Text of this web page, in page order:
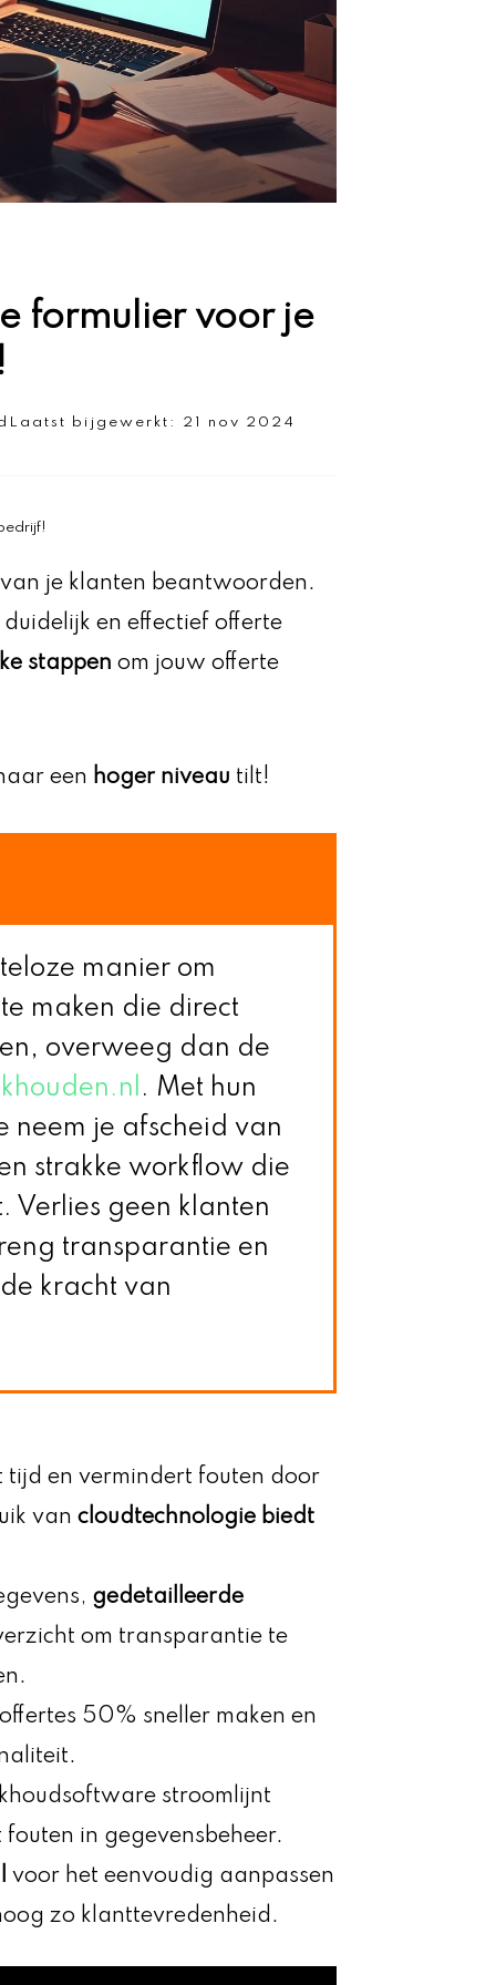
formulier voor je
Laatst bijgewerkt: 21 nov 2024
je klanten beantwoorden.
en effectief offerte
stappen om jouw offerte
een hoger niveau tilt!
manier om
maken die direct
overweeg dan de
. Met hun
neem je afscheid van
strakke workflow die
Verlies geen klanten
transparantie en
kracht van
tijd en vermindert fouten door
van cloudtechnologie biedt
gedetailleerde
om transparantie te
50% sneller maken en
stroomlijnt
in gegevensbeheer.
voor het eenvoudig aanpassen
zo klanttevredenheid.